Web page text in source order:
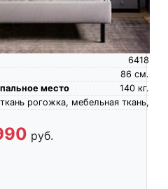
6418
см.
86
место
кг.
140
ткань рогожка, мебельная ткань,
руб.